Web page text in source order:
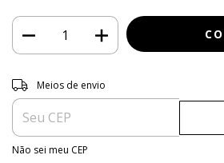
Entregas para o CEP:
Meios de envio
Não sei meu CEP